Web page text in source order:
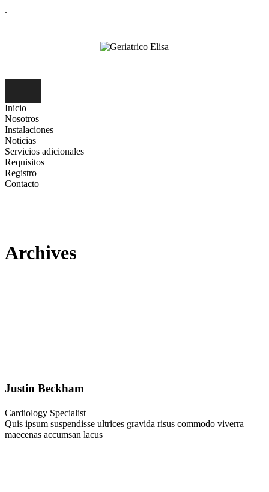
.
Inicio
Nosotros
Instalaciones
Noticias
Servicios adicionales
Requisitos
Registro
Contacto
Archives
Justin Beckham
Cardiology Specialist
Quis ipsum suspendisse ultrices gravida risus commodo viverra
maecenas accumsan lacus